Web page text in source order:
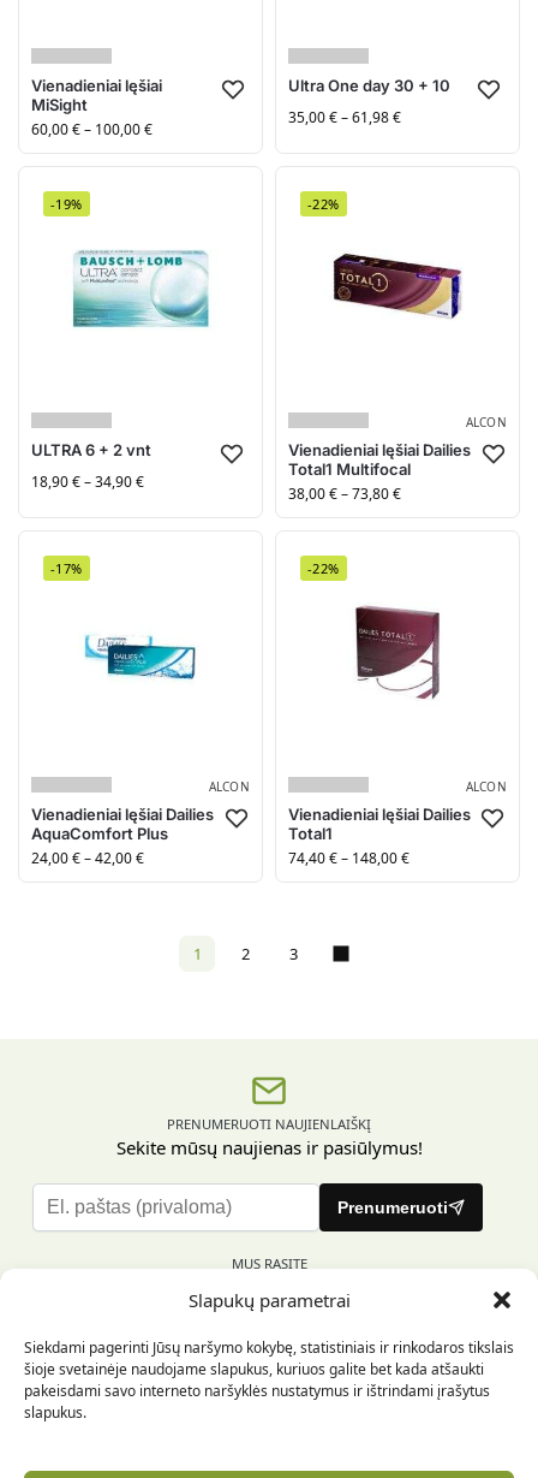
Slapukų parametrai
Siekdami pagerinti Jūsų naršymo kokybę, statistiniais ir rinkodaros tikslais
šioje svetainėje naudojame slapukus, kuriuos galite bet kada atšaukti
pakeisdami savo interneto naršyklės nustatymus ir ištrindami įrašytus
slapukus.
Vienadieniai lęšiai
MiSight
60,00€– 100,00€
Ultra One day 30 + 10
35,00€–61,98€
-19%
ULTRA 6 + 2 vnt
18,90€–34,90€
-22%
ALCON
Vienadieniai lęšiai Dailies
Total1 Multifocal
38,00€–73,80€
-17%
ALCON
Vienadieniai lęšiai Dailies
AquaComfort Plus
24,00€–42,00€
-22%
ALCON
Vienadieniai lęšiai Dailies
Total1
74,40€– 148,00€
1 2 3
PRENUMERUOTI NAUJIENLAIŠKĮ
Sekite mūsų naujienas ir pasiūlymus!
l
a
l
e
a
Prenumeruoti
MUS RASITE
INFORMACIJA PIRKĖJUI